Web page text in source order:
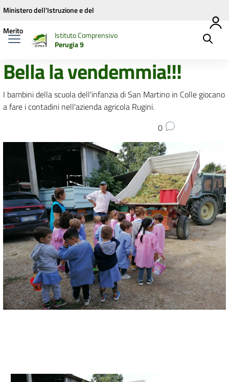
Vai ai contenuti
Vai al menu di navigazione
Vai al footer
Ministero dell'Istruzione e del
Merito
Istituto Comprensivo
Perugia 9
Bella la vendemmia!!!
I bambini della scuola dell'infanzia di San Martino in Colle giocano
a fare i contadini nell'azienda agricola Rugini.
0